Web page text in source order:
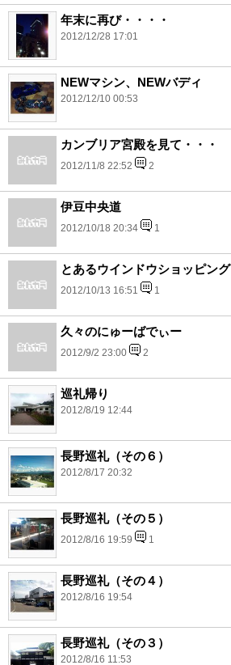
年末に再び・・・・
2012/12/28 17:01
NEWマシン、NEWバディ
2012/12/10 00:53
カンブリア宮殿を見て・・・
2012/11/8 22:52 2
伊豆中央道
2012/10/18 20:34 1
とあるウインドウショッピング
2012/10/13 16:51 1
久々のにゅーばでぃー
2012/9/2 23:00 2
巡礼帰り
2012/8/19 12:44
長野巡礼（その６）
2012/8/17 20:32
長野巡礼（その５）
2012/8/16 19:59 1
長野巡礼（その４）
2012/8/16 19:54
長野巡礼（その３）
2012/8/16 11:53